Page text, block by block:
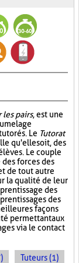
les pairs, est une
Le Tutorat
qu'elle soit, des
Le couple
forces des
de tout autre
la qualité de leur
des
des
façons
permettant aux
via le contact
Tuteurs (1)